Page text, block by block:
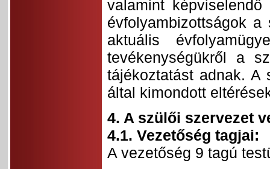
valamint
évfolyambizottságok
aktuális
tevékenységükről a
tájékoztatást adnak. A
által kimondott
4. A szülői szervezet
4.1. Vezetőség tagjai:
A vezetőség 9 tagú